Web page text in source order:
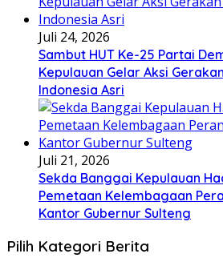
Juli 24, 2026
Sambut HUT Ke-25 Partai
Kepulauan Gelar Aksi
Indonesia Asri
Juli 21, 2026
Sekda Banggai Kepulauan
Pemetaan Kelembagaan
Kantor Gubernur Sulteng
Pilih Kategori Berita